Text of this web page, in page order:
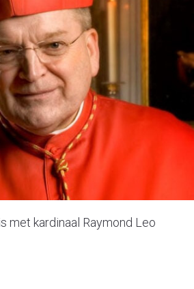
met kardinaal Raymond Leo